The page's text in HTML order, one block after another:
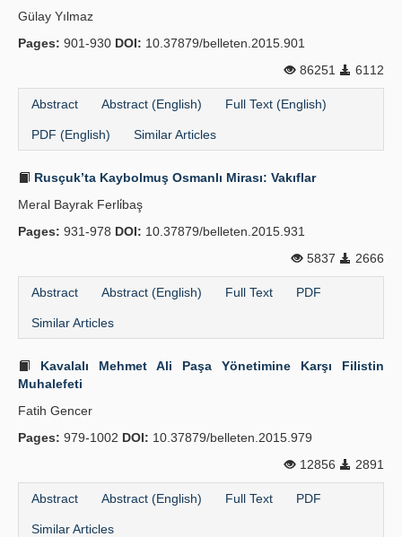
Gülay Yılmaz
Pages: 901-930 DOI: 10.37879/belleten.2015.901
86251
6112
Abstract Abstract (English) Full Text (English)
PDF (English) Similar Articles
Rusçuk’ta Kaybolmuş Osmanlı Mirası: Vakıflar
Meral Bayrak Ferli̇baş
Pages: 931-978 DOI: 10.37879/belleten.2015.931
5837
2666
Abstract Abstract (English) Full Text PDF
Similar Articles
Kavalalı Mehmet Ali Paşa Yönetimine Karşı Filistin
Muhalefeti
Fatih Gencer
Pages: 979-1002 DOI: 10.37879/belleten.2015.979
12856
2891
Abstract Abstract (English) Full Text PDF
Similar Articles